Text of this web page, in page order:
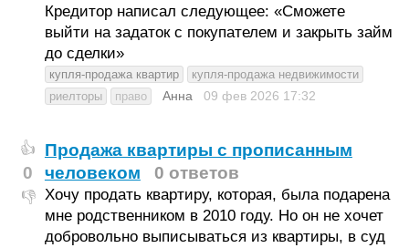
Кредитор написал следующее: «Сможете
выйти на задаток с покупателем и закрыть займ
до сделки»
купля-продажа квартир
купля-продажа недвижимости
риелторы
право Анна 09 фев 2026 17:32
👍
0
👎
Продажа квартиры с прописанным
человеком
0 ответов
Хочу продать квартиру, которая, была подарена
мне родственником в 2010 году. Но он не хочет
добровольно выписываться из квартиры, в суд